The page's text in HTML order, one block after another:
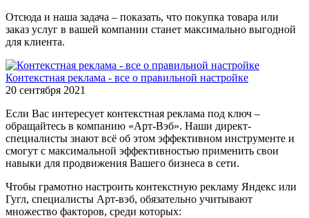
Отсюда и наша задача – показать, что покупка товара или
заказ услуг в вашей компании станет максимально выгодной
для клиента.
Контекстная реклама - все о правильной настройке
20 сентября 2021
Если Вас интересует контекстная реклама под ключ –
обращайтесь в компанию «Арт-Вэб». Наши директ-
специалисты знают всё об этом эффективном инструменте и
смогут с максимальной эффективностью применить свои
навыки для продвижения Вашего бизнеса в сети.
Чтобы грамотно настроить контекстную рекламу Яндекс или
Гугл, специалисты Арт-вэб, обязательно учитывают
множество факторов, среди которых: